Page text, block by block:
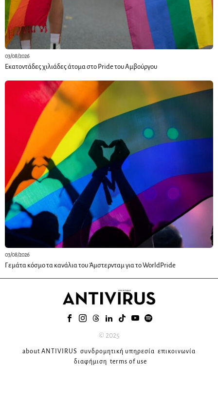
03/08/2026
Εκατοντάδες χιλιάδες άτομα στο Pride του Αμβούργου
03/08/2026
Γεμάτα κόσμο τα κανάλια του Άμστερνταμ για το WorldPride
© 2025
about ANTIVIRUS συνδρομητική υπηρεσία επικοινωνία
διαφήμιση terms of use